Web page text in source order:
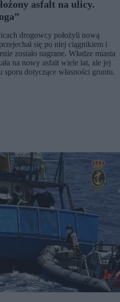
asfalt na ulicy.
drogowcy położyli nową
się po niej ciągnikiem i
zostało nagrane. Władze miasta
na nowy asfalt wiele lat, ale jej
dotyczące własności gruntu.